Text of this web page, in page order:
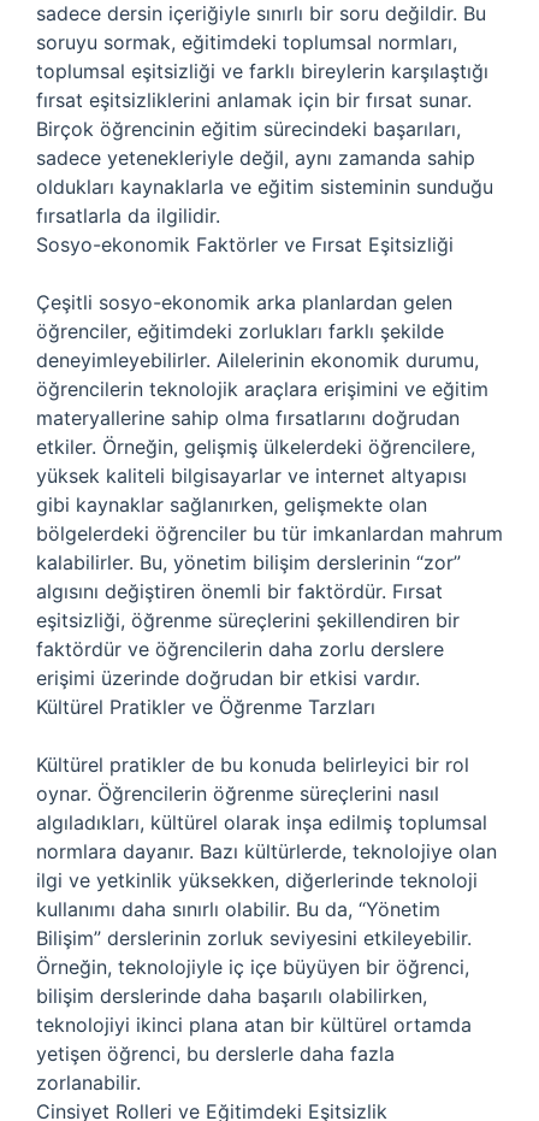
sadece dersin içeriğiyle sınırlı bir soru değildir. Bu
soruyu sormak, eğitimdeki toplumsal normları,
toplumsal eşitsizliği ve farklı bireylerin karşılaştığı
fırsat eşitsizliklerini anlamak için bir fırsat sunar.
Birçok öğrencinin eğitim sürecindeki başarıları,
sadece yetenekleriyle değil, aynı zamanda sahip
oldukları kaynaklarla ve eğitim sisteminin sunduğu
fırsatlarla da ilgilidir.
Sosyo-ekonomik Faktörler ve Fırsat Eşitsizliği
Çeşitli sosyo-ekonomik arka planlardan gelen
öğrenciler, eğitimdeki zorlukları farklı şekilde
deneyimleyebilirler. Ailelerinin ekonomik durumu,
öğrencilerin teknolojik araçlara erişimini ve eğitim
materyallerine sahip olma fırsatlarını doğrudan
etkiler. Örneğin, gelişmiş ülkelerdeki öğrencilere,
yüksek kaliteli bilgisayarlar ve internet altyapısı
gibi kaynaklar sağlanırken, gelişmekte olan
bölgelerdeki öğrenciler bu tür imkanlardan mahrum
kalabilirler. Bu, yönetim bilişim derslerinin “zor”
algısını değiştiren önemli bir faktördür. Fırsat
eşitsizliği, öğrenme süreçlerini şekillendiren bir
faktördür ve öğrencilerin daha zorlu derslere
erişimi üzerinde doğrudan bir etkisi vardır.
Kültürel Pratikler ve Öğrenme Tarzları
Kültürel pratikler de bu konuda belirleyici bir rol
oynar. Öğrencilerin öğrenme süreçlerini nasıl
algıladıkları, kültürel olarak inşa edilmiş toplumsal
normlara dayanır. Bazı kültürlerde, teknolojiye olan
ilgi ve yetkinlik yüksekken, diğerlerinde teknoloji
kullanımı daha sınırlı olabilir. Bu da, “Yönetim
Bilişim” derslerinin zorluk seviyesini etkileyebilir.
Örneğin, teknolojiyle iç içe büyüyen bir öğrenci,
bilişim derslerinde daha başarılı olabilirken,
teknolojiyi ikinci plana atan bir kültürel ortamda
yetişen öğrenci, bu derslerle daha fazla
zorlanabilir.
Cinsiyet Rolleri ve Eğitimdeki Eşitsizlik